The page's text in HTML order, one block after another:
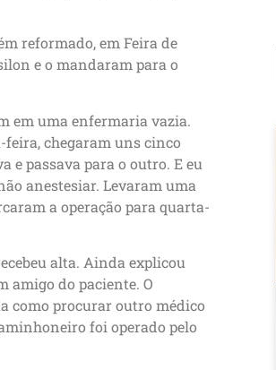
reformado, em Feira de
e o mandaram para o
em uma enfermaria vazia.
chegaram uns cinco
e passava para o outro. E eu
anestesiar. Levaram uma
a operação para quarta-
alta. Ainda explicou
amigo do paciente. O
como procurar outro médico
foi operado pelo